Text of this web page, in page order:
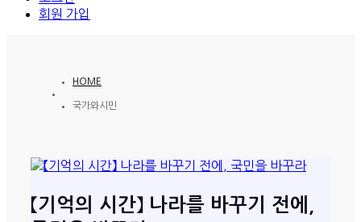
회원 가입
HOME
국가와시민
【기억의 시간】 나라를 바꾸기 전에,